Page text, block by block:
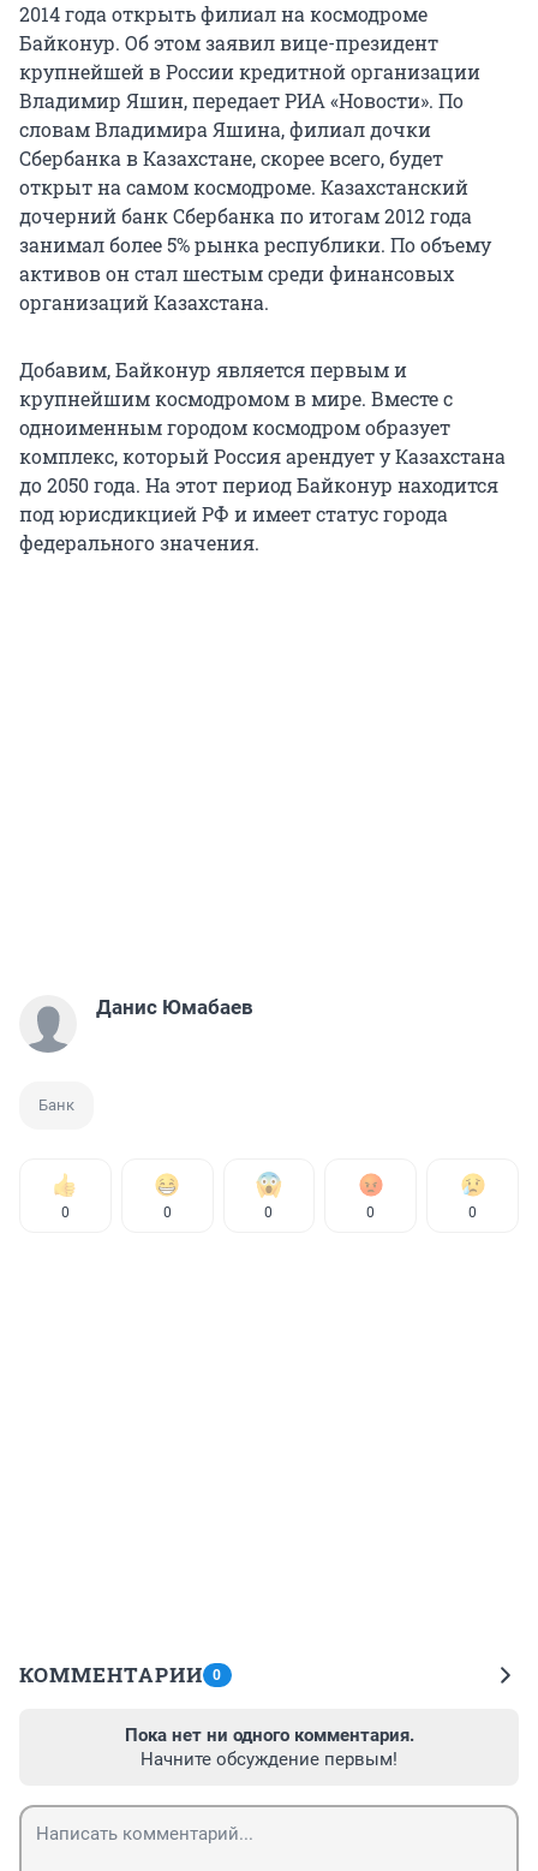
2014 года открыть филиал на космодроме
Байконур. Об этом заявил вице-президент
крупнейшей в России кредитной организации
Владимир Яшин, передает РИА «Новости». По
словам Владимира Яшина, филиал дочки
Сбербанка в Казахстане, скорее всего, будет
открыт на самом космодроме. Казахстанский
дочерний банк Сбербанка по итогам 2012 года
занимал более 5% рынка республики. По объему
активов он стал шестым среди финансовых
организаций Казахстана.
Добавим, Байконур является первым и
крупнейшим космодромом в мире. Вместе с
одноименным городом космодром образует
комплекс, который Россия арендует у Казахстана
до 2050 года. На этот период Байконур находится
под юрисдикцией РФ и имеет статус города
федерального значения.
Данис Юмабаев
Банк
0 0 0 0 0
КОММЕНТАРИИ 0
Пока нет ни одного комментария.
Начните обсуждение первым!